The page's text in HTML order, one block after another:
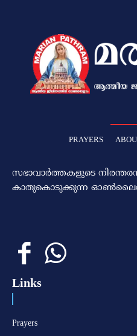
PRAYERS
സഭാവാര്‍ത്തകളുടെ
കാതുകൊടുക്കുന്ന ഓണ്‍ലൈന്‍
Links
Prayers